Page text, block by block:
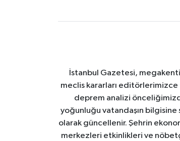
İstanbul Gazetesi,
meclis kararları editörlerimizce
deprem analizi
yoğunluğu vatandaşın bilgisine
olarak güncellenir. Şehrin
merkezleri etkinlikleri ve